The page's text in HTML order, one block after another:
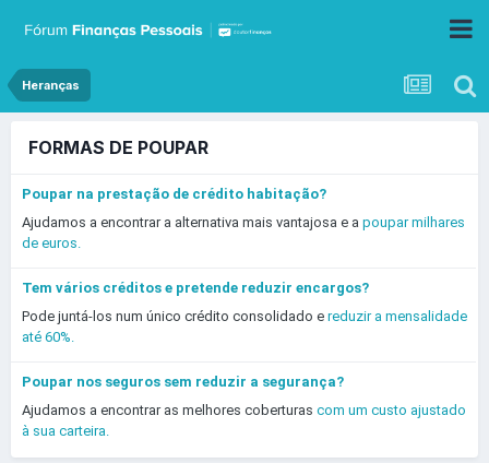
Heranças
FORMAS DE POUPAR
Poupar na prestação de crédito habitação?
Ajudamos a encontrar a alternativa mais vantajosa e a poupar milhares
de euros.
Tem vários créditos e pretende reduzir encargos?
Pode juntá-los num único crédito consolidado e reduzir a mensalidade
até 60%.
Poupar nos seguros sem reduzir a segurança?
Ajudamos a encontrar as melhores coberturas com um custo ajustado
à sua carteira.